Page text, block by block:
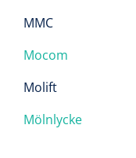
MMC
Mocom
Molift
Mölnlycke